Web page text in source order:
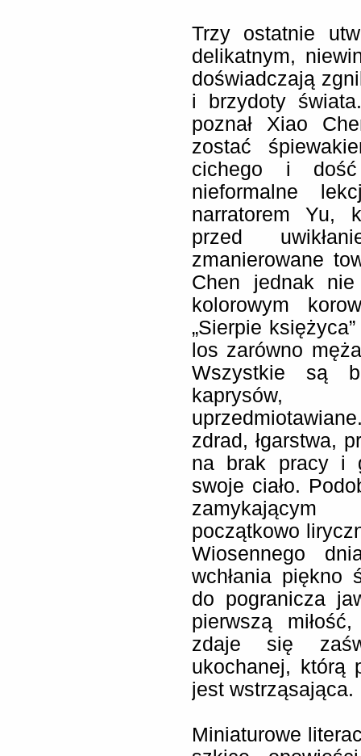
Trzy ostatnie
delikatnym,
doświadczają
i brzydoty
poznał Xiao
zostać
cichego i dość
nieformalne
narratorem Yu,
przed
zmanierowane
Chen jednak
kolorowym
„Sierpie
los zarówno
Wszystkie są
kaprysów,
zdrad, łgarstwa,
na brak pracy i
swoje ciało.
zamykającym
początkowo
Wiosennego
wchłania piękno
do pogranicza
pierwszą
zdaje się
ukochanej, którą
jest wstrząsająca.
Miniaturowe